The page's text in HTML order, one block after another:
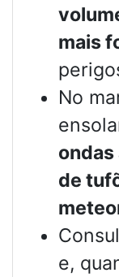
mais
No
de
e,